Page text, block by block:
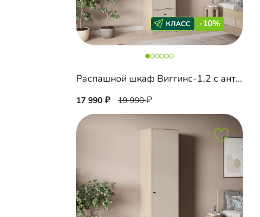
-10%
Распашной шкаф Виггинс-1.2 с антресолью
17 990 19 990